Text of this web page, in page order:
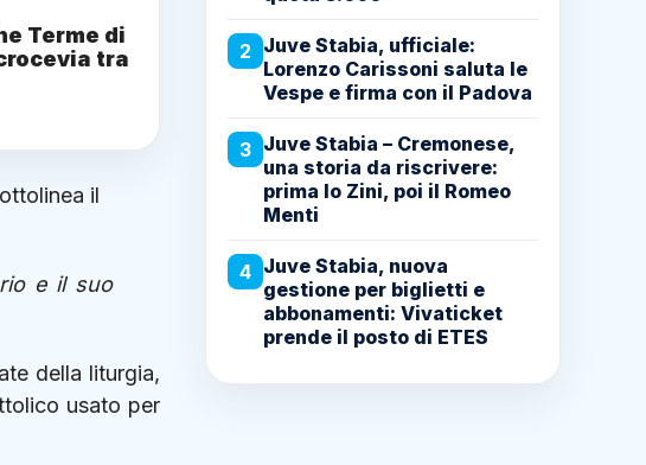
Terme di
tra
il
e il suo
della liturgia,
usato per
2 Juve Stabia, ufficiale:
Lorenzo Carissoni saluta le
Vespe e firma con il Padova
3 Juve Stabia – Cremonese,
una storia da riscrivere:
prima lo Zini, poi il Romeo
Menti
4 Juve Stabia, nuova
gestione per biglietti e
abbonamenti: Vivaticket
prende il posto di ETES